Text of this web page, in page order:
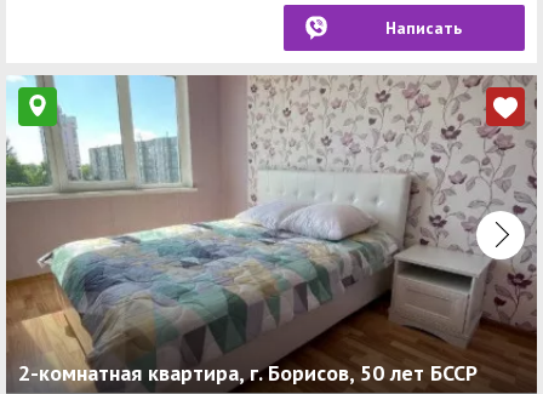
Написать
2-комнатная квартира, г. Борисов, 50 лет БССР